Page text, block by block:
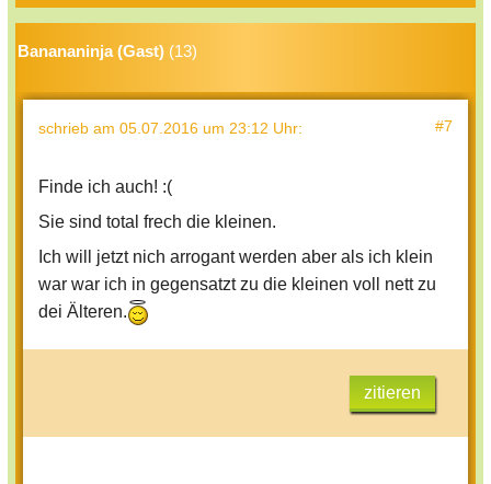
Banananinja (Gast) (13)
schrieb am 05.07.2016 um 23:12 Uhr: #7
Finde ich auch! :(
Sie sind total frech die kleinen.
Ich will jetzt nich arrogant werden aber als ich klein
war war ich in gegensatzt zu die kleinen voll nett zu
dei Älteren.
zitieren